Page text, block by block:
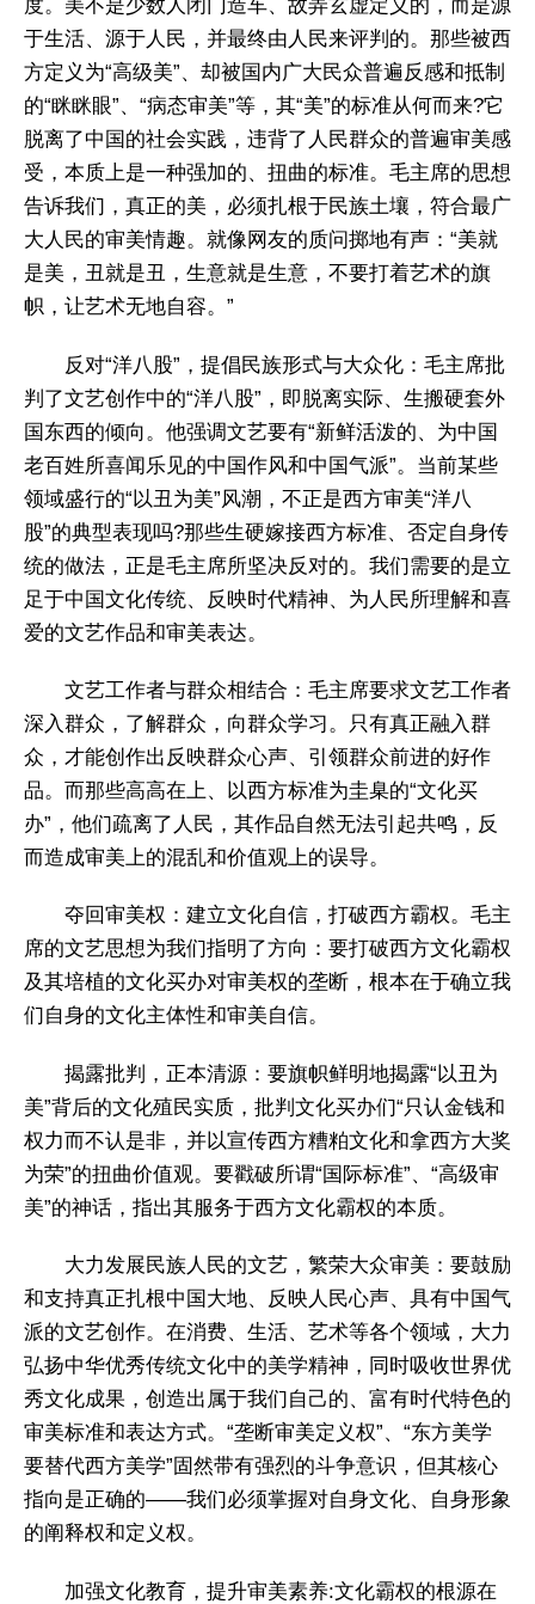
度。美不是少数人闭门造车、故弄玄虚定义的，而是源
于生活、源于人民，并最终由人民来评判的。那些被西
方定义为“高级美”、却被国内广大民众普遍反感和抵制
的“眯眯眼”、“病态审美”等，其“美”的标准从何而来?它
脱离了中国的社会实践，违背了人民群众的普遍审美感
受，本质上是一种强加的、扭曲的标准。毛主席的思想
告诉我们，真正的美，必须扎根于民族土壤，符合最广
大人民的审美情趣。就像网友的质问掷地有声：“美就
是美，丑就是丑，生意就是生意，不要打着艺术的旗
帜，让艺术无地自容。”
反对“洋八股”，提倡民族形式与大众化：毛主席批
判了文艺创作中的“洋八股”，即脱离实际、生搬硬套外
国东西的倾向。他强调文艺要有“新鲜活泼的、为中国
老百姓所喜闻乐见的中国作风和中国气派”。当前某些
领域盛行的“以丑为美”风潮，不正是西方审美“洋八
股”的典型表现吗?那些生硬嫁接西方标准、否定自身传
统的做法，正是毛主席所坚决反对的。我们需要的是立
足于中国文化传统、反映时代精神、为人民所理解和喜
爱的文艺作品和审美表达。
文艺工作者与群众相结合：毛主席要求文艺工作者
深入群众，了解群众，向群众学习。只有真正融入群
众，才能创作出反映群众心声、引领群众前进的好作
品。而那些高高在上、以西方标准为圭臬的“文化买
办”，他们疏离了人民，其作品自然无法引起共鸣，反
而造成审美上的混乱和价值观上的误导。
夺回审美权：建立文化自信，打破西方霸权。毛主
席的文艺思想为我们指明了方向：要打破西方文化霸权
及其培植的文化买办对审美权的垄断，根本在于确立我
们自身的文化主体性和审美自信。
揭露批判，正本清源：要旗帜鲜明地揭露“以丑为
美”背后的文化殖民实质，批判文化买办们“只认金钱和
权力而不认是非，并以宣传西方糟粕文化和拿西方大奖
为荣”的扭曲价值观。要戳破所谓“国际标准”、“高级审
美”的神话，指出其服务于西方文化霸权的本质。
大力发展民族人民的文艺，繁荣大众审美：要鼓励
和支持真正扎根中国大地、反映人民心声、具有中国气
派的文艺创作。在消费、生活、艺术等各个领域，大力
弘扬中华优秀传统文化中的美学精神，同时吸收世界优
秀文化成果，创造出属于我们自己的、富有时代特色的
审美标准和表达方式。“垄断审美定义权”、“东方美学
要替代西方美学”固然带有强烈的斗争意识，但其核心
指向是正确的——我们必须掌握对自身文化、自身形象
的阐释权和定义权。
加强文化教育，提升审美素养:文化霸权的根源在